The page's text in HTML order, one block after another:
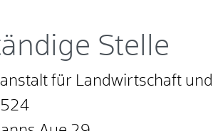
Stelle
für Landwirtschaft
524